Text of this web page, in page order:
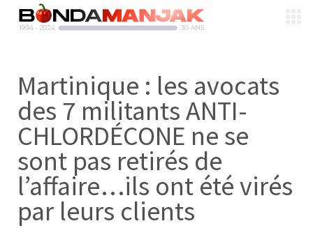
Martinique : les avocats
des 7 militants ANTI-
CHLORDÉCONE ne se
sont pas retirés de
l’affaire…ils ont été virés
par leurs clients